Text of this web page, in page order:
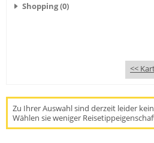
Shopping (0)
<<
Zu Ihrer Auswahl sind derzeit leider
Wählen sie weniger